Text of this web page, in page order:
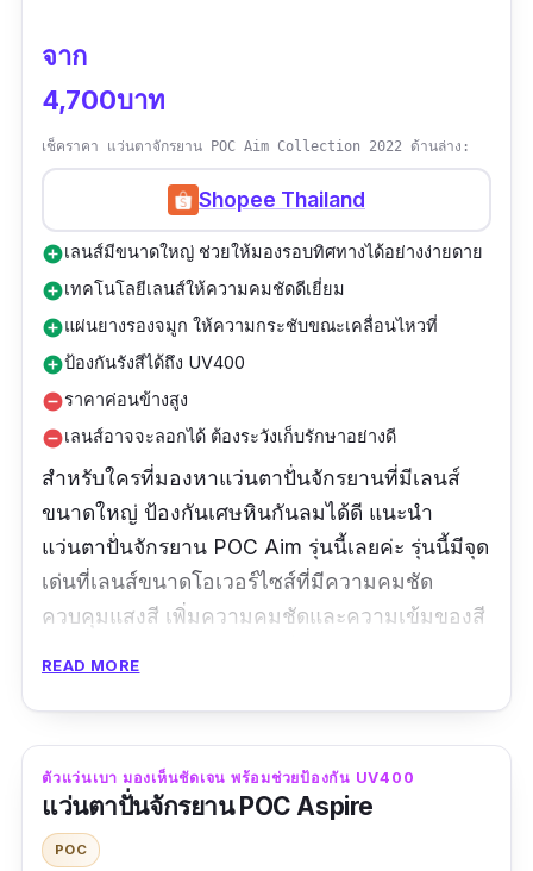
จาก
4,700บาท
เช็คราคา แว่นตาจักรยาน POC Aim Collection 2022 ด้านล่าง:
Shopee Thailand
add_circleเลนส์มีขนาดใหญ่ ช่วยให้มองรอบทิศทางได้อย่างง่ายดาย
add_circleเทคโนโลยีเลนส์ให้ความคมชัดดีเยี่ยม
add_circleแผ่นยางรองจมูก ให้ความกระชับขณะเคลื่อนไหวที่
add_circleป้องกันรังสีได้ถึง UV400
remove_circleราคาค่อนข้างสูง
remove_circleเลนส์อาจจะลอกได้ ต้องระวังเก็บรักษาอย่างดี
สำหรับใครที่มองหาแว่นตาปั่นจักรยานที่มีเลนส์
ขนาดใหญ่ ป้องกันเศษหินกันลมได้ดี แนะนำ
แว่นตาปั่นจักรยาน POC Aim รุ่นนี้เลยค่ะ รุ่นนี้มีจุด
เด่นที่เลนส์ขนาดโอเวอร์ไซส์ที่มีความคมชัด
ควบคุมแสงสี เพิ่มความคมชัดและความเข้มของสี
เบา ทนทานสูง ดีไซน์กึ่งเปิดไม่มีขอบด้านล่างให้
มุมมองที่กว้างขึ้น ขาแว่นและแผ่นรองจมูกทำจาก
ยาง สามารถปรับกระชับพอดีกับรูปหน้าไม่ต้องกลัว
หลุด แถมการปกป้องดวงตาแบบจัดเต็ม ไม่ซื้อไม่
ได้แล้วค่ะ
READ MORE
ตัวแว่นเบา มองเห็นชัดเจน พร้อมช่วยป้องกัน UV400
แว่นตาปั่นจักรยาน POC Aspire
POC